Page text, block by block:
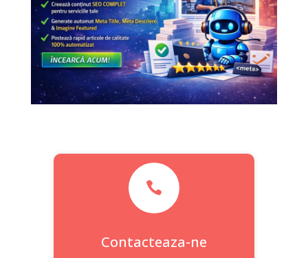

Contacteaza-ne